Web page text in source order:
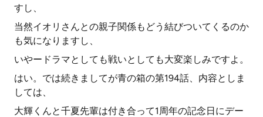
すし、
当然イオリさんとの親子関係もどう結びついてくるのか
も気になりますし、
いやードラマとしても戦いとしても大変楽しみですよ。
はい。では続きましてが青の箱の第194話、内容としま
しては、
大輝くんと千夏先輩は付き合って1周年の記念日にデー